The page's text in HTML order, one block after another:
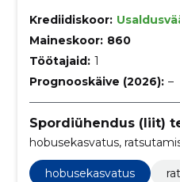
Krediidiskoor:
Maineskoor: 860
Töötajaid: 1
Prognooskäive (2026): –
Spordiühendus (liit)
hobusekasvatus,
hobusekasvatus